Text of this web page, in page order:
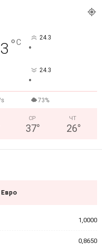
°C 24.3
°
24.3
°
73%
СР
37°
ЧТ
26°
Евро
1,0000
0,8650